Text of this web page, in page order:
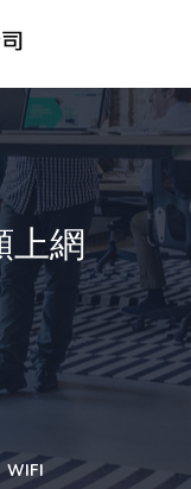
上網
WIFI